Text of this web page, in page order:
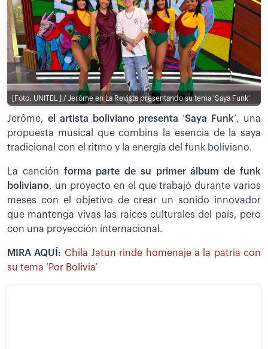
[Foto: UNITEL ] / Jerôme en La Revista presentando su tema ‘Saya Funk’
Jerôme, el artista boliviano presenta ‘Saya Funk’, una
propuesta musical que combina la esencia de la saya
tradicional con el ritmo y la energía del funk boliviano.
La canción forma parte de su primer álbum de funk
boliviano, un proyecto en el que trabajó durante varios
meses con el objetivo de crear un sonido innovador
que mantenga vivas las raíces culturales del país, pero
con una proyección internacional.
MIRA AQUÍ: Chila Jatun rinde homenaje a la patria con
su tema ‘Por Bolivia’